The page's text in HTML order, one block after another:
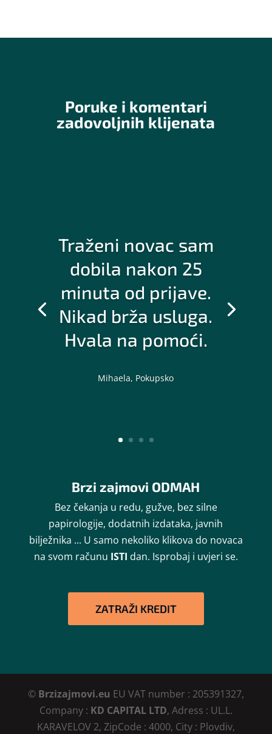
Poruke i komentari
zadovoljnih klijenata
Traženi novac sam
dobila nakon 25
minuta od prijave.
Nikad brža usluga.
Hvala na pomoći.
Mihaela, Pokupsko
Brzi zajmovi ODMAH
Bez čekanja u redu, gužve, bez silne
papirologije, dodatnih izdataka, javnih
bilježnika ... U samo nekoliko klikova do novaca
na svom računu ISTI dan. Isprobaj i uvjeri se.
ZATRAŽI KREDIT
© Brzizajmovi.eu EU VAT number : 205391327,
Company : KD CAPITAL LTD, Adress : UL.L.
KARAVELOV 2, ZipCode : 4000, City : Plovdiv,